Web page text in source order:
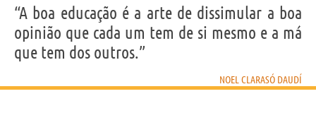
“A boa educação é a arte de dissimular a boa
opinião que cada um tem de si mesmo e a má
que tem dos outros.”
NOEL CLARASÓ DAUDÍ